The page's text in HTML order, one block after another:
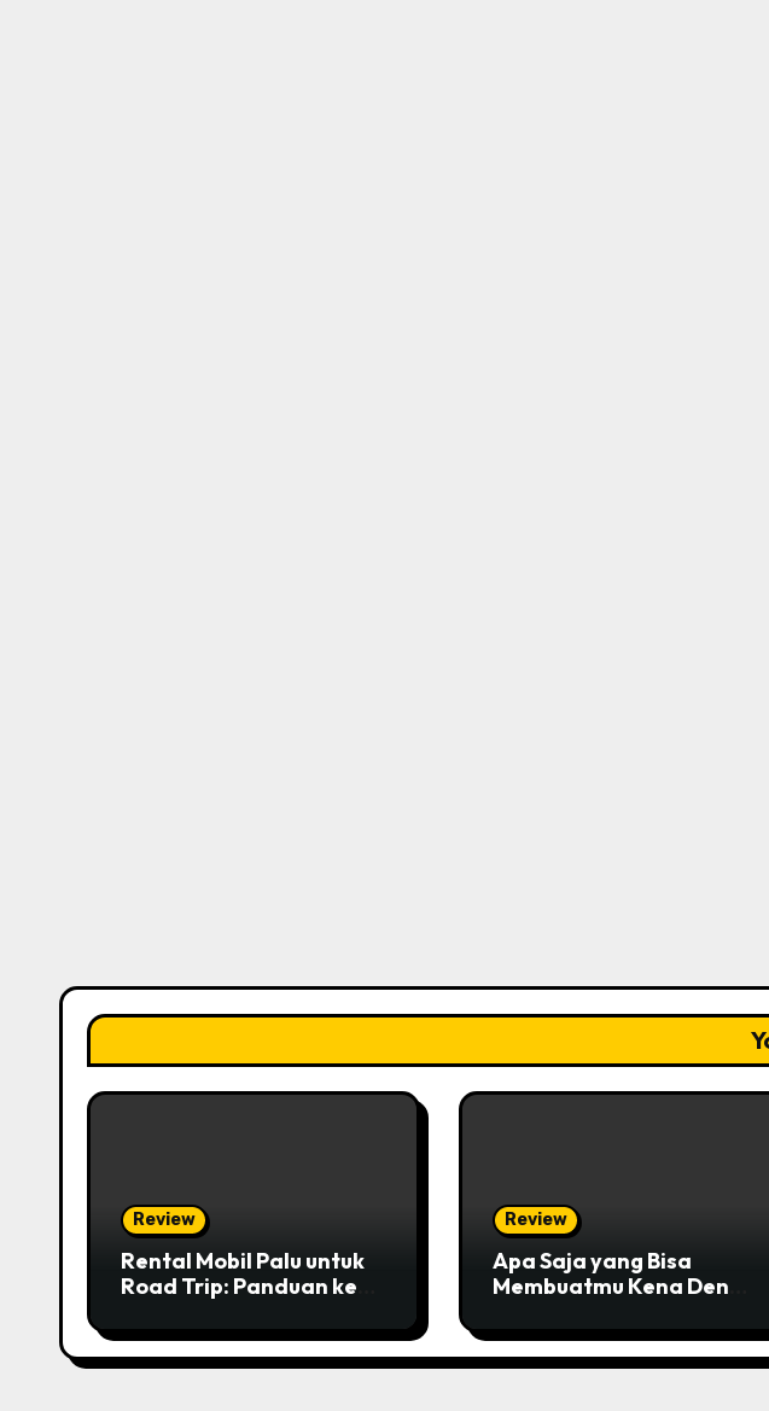
Review
Rental Mobil Palu untuk
Road Trip: Panduan ke
Review
Apa Saja yang Bisa
Membuatmu Kena Denda